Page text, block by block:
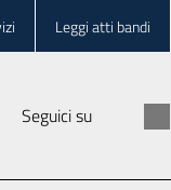
Leggi atti bandi
Seguici su